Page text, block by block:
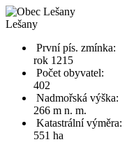
Lešany
První pís. zmínka:
rok 1215
Počet obyvatel:
402
Nadmořská výška:
266 m n. m.
Katastrální výměra:
551 ha